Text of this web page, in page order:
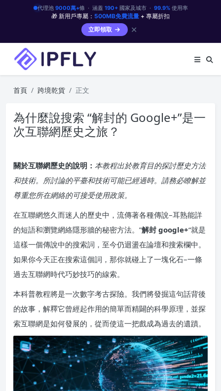
代理池 9000萬+條 · 涵蓋 190+國家及城市 · 99.9%使用率
🎁 新用戶專屬： 500MB免費流量 + 專屬折扣
立即領取
✕
首頁 跨境乾貨 正文
為什麼說搜索 “解封的 Google+”是一
次互聯網歷史之旅？
關於互聯網歷史的說明： 本教程出於教育目的探討歷史方法
和技術。所討論的平臺和技術可能已經過時。請務必瞭解並
尊重您所在網絡的可接受使用政策。
在互聯網悠久而迷人的歷史中，流傳著各種傳說–耳熟能詳
的短語和瀏覽網絡隱形牆的秘密方法。”解封 google+“就是
這樣一個傳說中的搜索詞，至今仍迴盪在論壇和搜索欄中。
如果你今天正在搜索這個詞，那你就碰上了一塊化石–一條
過去互聯網時代巧妙技巧的線索。
本科普教程將是一次數字考古探險。我們將發掘這句話背後
的故事，解釋它曾經起作用的簡單而精闢的科學原理，並探
索互聯網是如何發展的，從而使這一把戲成為過去的遺蹟。